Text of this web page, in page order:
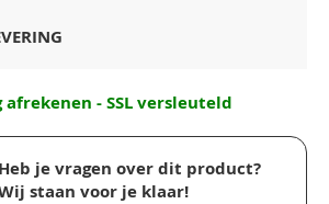
afrekenen - SSL versleuteld
Heb je vragen over dit product?
staan voor je klaar!